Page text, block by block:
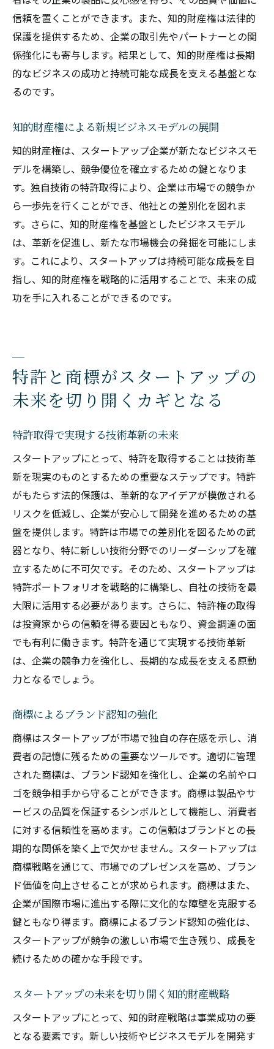
信頼を置くことができます。また、知的財産権は法律的
保護を提供するため、企業の取引先やパートナーとの関
係強化にも寄与します。結果として、知的財産権は長期
的なビジネスの成功と持続可能な成長を支える基盤とな
るのです。
知的財産権による新規ビジネスモデルの展開
知的財産権は、スタートアップ企業が新たなビジネスモ
デルを構築し、競争優位を確立するための鍵となりま
す。独自技術の特許取得により、企業は市場での競争か
ら一歩先を行くことができ、他社との差別化を図れま
す。さらに、知的財産権を基盤としたビジネスモデル
は、革新を促進し、新たな市場機会の発掘を可能にしま
す。これにより、スタートアップは持続可能な成長を目
指し、知的財産権を戦略的に活用することで、未来の成
功を手に入れることができるのです。
特許と商標がスタートアップの
未来を切り開くカギとなる
特許取得で実現する技術革新の未来
スタートアップにとって、特許を取得することは技術革
新を現実のものとするための重要なステップです。特許
がもたらす法的保護は、革新的なアイデアが模倣される
リスクを低減し、企業が安心して開発を進めるための基
盤を提供します。特許は市場での差別化を図るための武
器となり、特に新しい技術分野でのリーダーシップを確
立するために不可欠です。そのため、スタートアップは
特許ポートフォリオを戦略的に構築し、自社の技術を最
大限に活用する必要があります。さらに、特許権の取得
は投資家からの信頼を得る要因ともなり、資金調達の面
でも有利に働きます。特許を通じて実現する技術革新
は、企業の競争力を強化し、長期的な成長を支える原動
力となるでしょう。
商標によるブランド認知の強化
商標はスタートアップが市場で独自の存在感を示し、消
費者の記憶に残るための重要なツールです。適切に管理
された商標は、ブランド認知を強化し、企業の名前やロ
ゴを競争相手から守ることができます。商標は製品やサ
ービスの品質を保証するシンボルとして機能し、消費者
に対する信頼性を高めます。この信頼はブランドとの長
期的な関係を築く上で欠かせません。スタートアップは
商標戦略を通じて、市場でのプレゼンスを高め、ブラン
ド価値を向上させることが求められます。商標はまた、
企業が国際市場に進出する際に文化的な障壁を克服する
鍵ともなり得ます。商標によるブランド認知の強化は、
スタートアップが競争の激しい市場で生き残り、成長を
続けるための確かな手段です。
スタートアップの未来を切り開く知的財産戦略
スタートアップにとって、知的財産戦略は事業成功の要
となる要素です。新しい技術やビジネスモデルを開発す